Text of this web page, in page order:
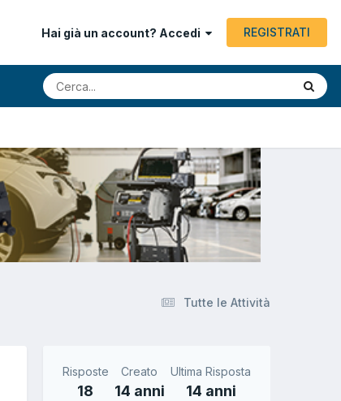
Hai già un account? Accedi REGISTRATI
Tutte le Attività
Risposte
18
Creato
14 anni
Ultima Risposta
14 anni